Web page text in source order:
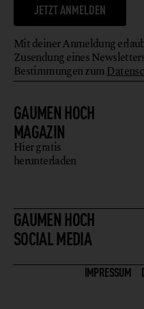
GAUMEN HOCH
MAGAZIN
Hier gratis
herunterladen
GAUMEN HOCH
SOCIAL MEDIA
JETZT ANMELDEN
Mit deiner Anmeldung
Zusendung eines
Bestimmungen zum
IMPRESSUM